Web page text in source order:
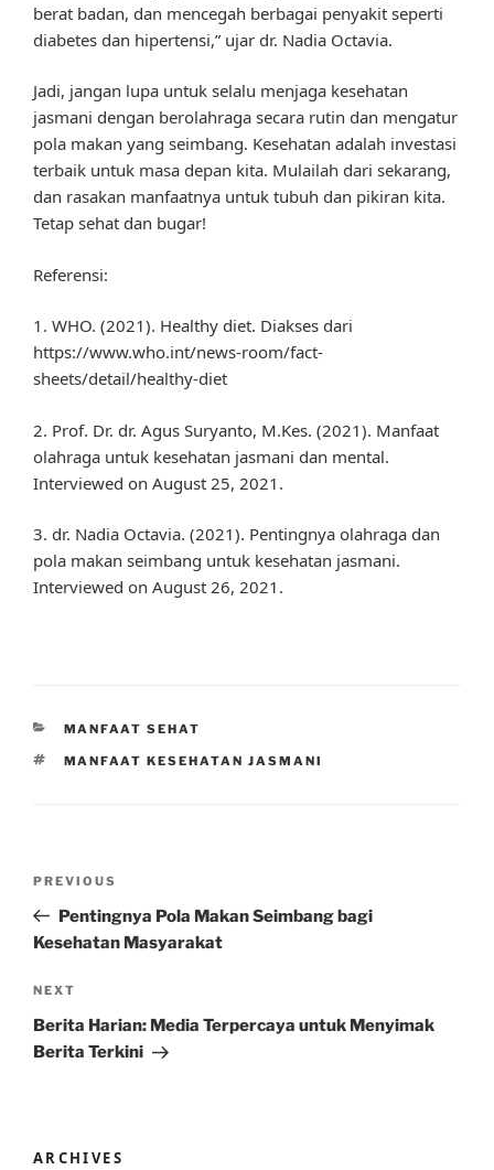
berat badan, dan mencegah berbagai penyakit seperti
diabetes dan hipertensi,” ujar dr. Nadia Octavia.
Jadi, jangan lupa untuk selalu menjaga kesehatan
jasmani dengan berolahraga secara rutin dan mengatur
pola makan yang seimbang. Kesehatan adalah investasi
terbaik untuk masa depan kita. Mulailah dari sekarang,
dan rasakan manfaatnya untuk tubuh dan pikiran kita.
Tetap sehat dan bugar!
Referensi:
1. WHO. (2021). Healthy diet. Diakses dari
https://www.who.int/news-room/fact-
sheets/detail/healthy-diet
2. Prof. Dr. dr. Agus Suryanto, M.Kes. (2021). Manfaat
olahraga untuk kesehatan jasmani dan mental.
Interviewed on August 25, 2021.
3. dr. Nadia Octavia. (2021). Pentingnya olahraga dan
pola makan seimbang untuk kesehatan jasmani.
Interviewed on August 26, 2021.
CATEGORIES
MANFAAT SEHAT
TAGS
MANFAAT KESEHATAN JASMANI
Previous
Post
PREVIOUS
Pentingnya Pola Makan Seimbang bagi
Kesehatan Masyarakat
Next
Post
NEXT
Berita Harian: Media Terpercaya untuk Menyimak
Berita Terkini
ARCHIVES